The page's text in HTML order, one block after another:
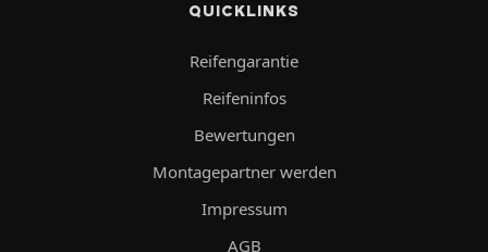
QUICKLINKS
Reifengarantie
Reifeninfos
Bewertungen
Montagepartner werden
Impressum
AGB